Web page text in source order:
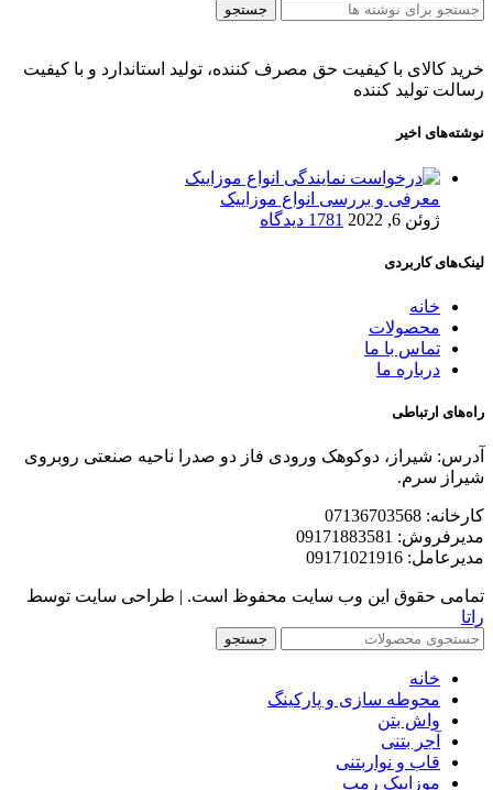
جستجو
خرید کالای با کیفیت حق مصرف کننده، تولید استاندارد و با کیفیت
رسالت تولید کننده
نوشته‌های اخیر
معرفی و بررسی انواع موزاییک
ژوئن 6, 2022
1781 دیدگاه
لینک‌های کاربردی
خانه
محصولات
تماس با ما
درباره ما
راه‌های ارتباطی
آدرس: شیراز، دوکوهک ورودی فاز دو صدرا ناحیه صنعتی روبروی
شیراز سرم.
کارخانه: 07136703568
مدیرفروش: 09171883581
مدیرعامل: 09171021916
تمامی حقوق این وب سایت محفوظ است. | طراحی سایت توسط
راتا
جستجو
خانه
محوطه سازی و پارکینگ
واش بتن
آجر بتنی
قاب و نواربتنی
موزاییک رمپ